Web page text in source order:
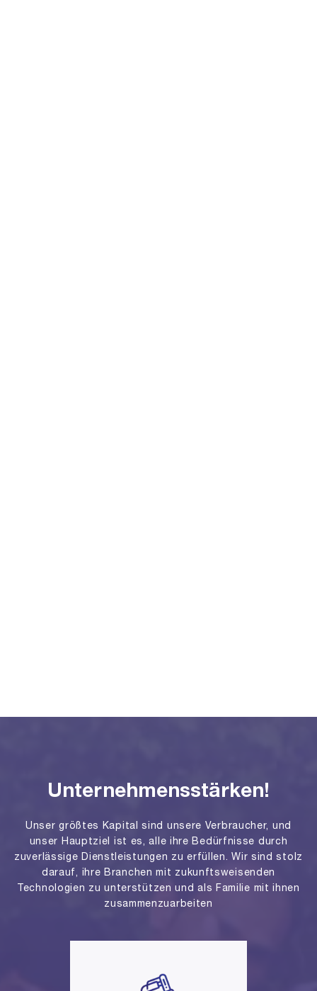
Unternehmensstärken!
Unser größtes Kapital sind unsere Verbraucher, und
unser Hauptziel ist es, alle ihre Bedürfnisse durch
zuverlässige Dienstleistungen zu erfüllen. Wir sind stolz
darauf, ihre Branchen mit zukunftsweisenden
Technologien zu unterstützen und als Familie mit ihnen
zusammenzuarbeiten